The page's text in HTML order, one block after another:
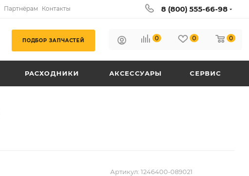
Партнёрам Контакты 8 (800) 555-66-98
ПОДБОР ЗАПЧАСТЕЙ 0 0 0
РАСХОДНИКИ АКСЕССУАРЫ СЕРВИС
Артикул: 1246400-089021